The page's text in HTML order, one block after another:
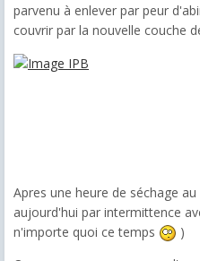
parvenu à enlever par peur
couvrir par la nouvelle couche
Apres une heure de séchage
aujourd'hui par intermittence
n'importe quoi ce temps
)